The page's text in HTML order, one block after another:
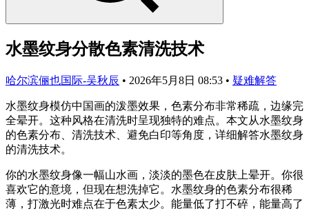
水墨纹身分散色素清洗技术
哈尔滨俪也国际-吴秋辰 • 2026年5月8日 08:53 • 疑难解答
水墨纹身模仿中国画的泼墨效果，色素分布非常稀疏，边缘完
全晕开。这种风格在清洗时呈现独特的难点。本文从水墨纹身
的色素分布、清洗技术、避免白印等角度，详细解答水墨纹身
的清洗技术。
你的水墨纹身像一幅山水画，淡淡的墨色在皮肤上晕开。你很
喜欢它的意境，但现在想洗掉它。水墨纹身的色素分布很稀
薄，打激光时难点在于色素太少。能量低了打不碎，能量高了